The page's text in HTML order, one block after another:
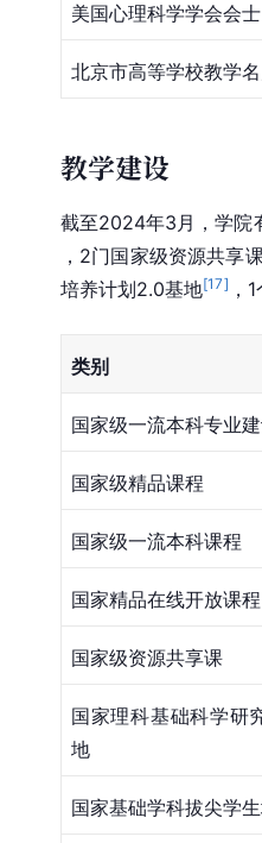
美国心理科学学会会士
北京市高等学校教学
教学建设
截至2024年3月，学院
，2门国家级资源共享
培养计划2.0基地[17] ，
类别
国家级一流本科专业
国家级精品课程
国家级一流本科课程
国家精品在线开放课程
国家级资源共享课
国家理科基础科学研
地
国家基础学科拔尖学